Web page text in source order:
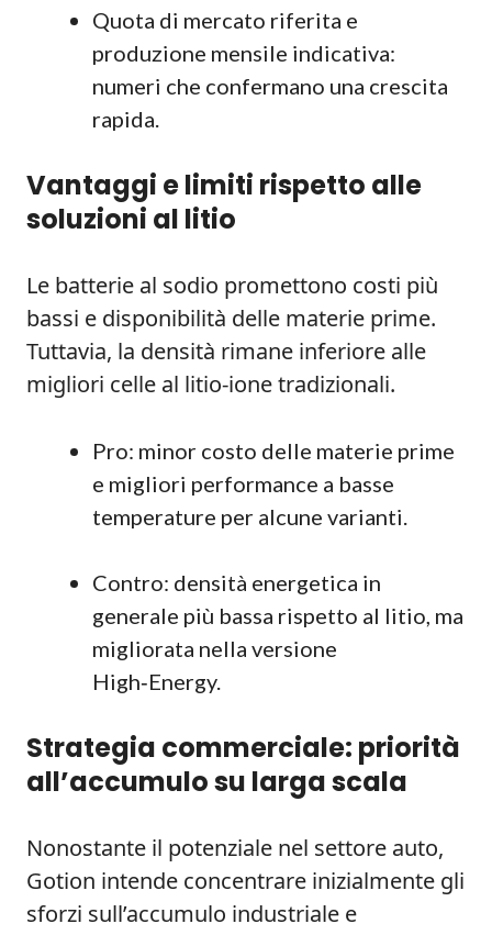
Quota di mercato riferita e
produzione mensile indicativa:
numeri che confermano una crescita
rapida.
Vantaggi e limiti rispetto alle
soluzioni al litio
Le batterie al sodio promettono costi più
bassi e disponibilità delle materie prime.
Tuttavia, la densità rimane inferiore alle
migliori celle al litio‑ione tradizionali.
Pro: minor costo delle materie prime
e migliori performance a basse
temperature per alcune varianti.
Contro: densità energetica in
generale più bassa rispetto al litio, ma
migliorata nella versione
High‑Energy.
Strategia commerciale: priorità
all’accumulo su larga scala
Nonostante il potenziale nel settore auto,
Gotion intende concentrare inizialmente gli
sforzi sull’accumulo industriale e